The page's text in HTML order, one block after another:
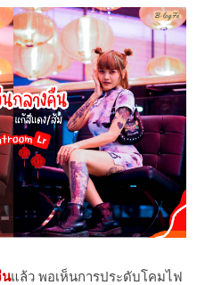
นแล้ว พอเห็นการประดับโคมไฟ